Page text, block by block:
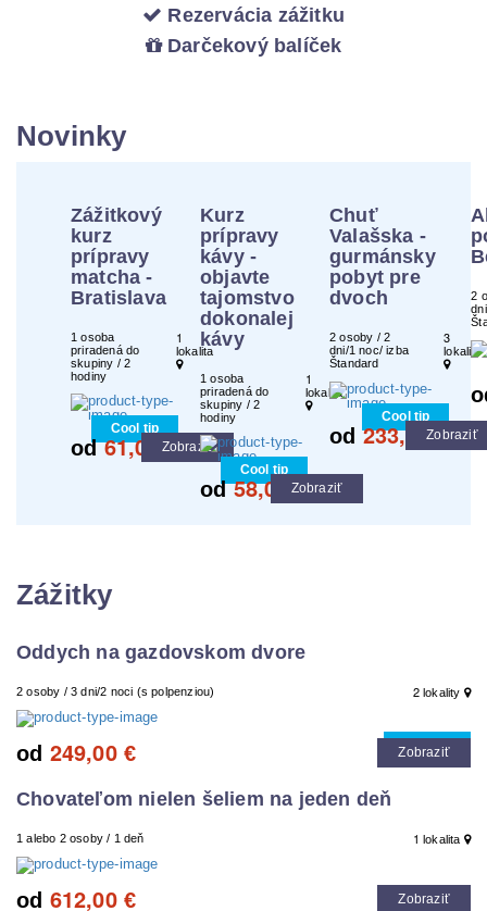
Rezervácia zážitku
Darčekový balíček
Novinky
Zážitkový
kurz
prípravy
matcha -
Bratislava
1 osoba
priradená do
skupiny / 2
hodiny
1
lokalita
Cool tip
od 61,00 €
Zobraziť
Kurz
prípravy
kávy -
objavte
tajomstvo
dokonalej
kávy
1 osoba
priradená do
skupiny / 2
hodiny
1
lokalita
Cool tip
od 58,00 €
Zobraziť
Chuť
Valašska -
gurmánsky
pobyt pre
dvoch
2 osoby / 2
dni/1 noc/ izba
Štandard
3
lokality
Cool tip
od 233,00€
Zobraziť
2
Zážitky
Oddych na gazdovskom dvore
2 osoby / 3 dni/2 noci (s polpenziou) 2lokality
Cool tip
od 249,00€ Zobraziť
Chovateľom nielen šeliem na jeden deň
1 alebo 2 osoby / 1 deň 1 lokalita
od 612,00€ Zobraziť